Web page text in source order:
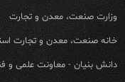
وزارت صنعت، معدن و تجارت
خانه صنعت، معدن و تجارت
دانش بنیان - معاونت علمی و